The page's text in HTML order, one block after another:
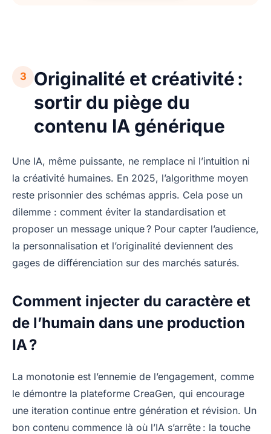
3
Originalité et créativité :
sortir du piège du
contenu IA générique
Une IA, même puissante, ne remplace ni l’intuition ni
la créativité humaines. En 2025, l’algorithme moyen
reste prisonnier des schémas appris. Cela pose un
dilemme : comment éviter la standardisation et
proposer un message unique ? Pour capter l’audience,
la personnalisation et l’originalité deviennent des
gages de différenciation sur des marchés saturés.
Comment injecter du caractère et
de l’humain dans une production
IA ?
La monotonie est l’ennemie de l’engagement, comme
le démontre la plateforme CreaGen, qui encourage
une iteration continue entre génération et révision. Un
bon contenu commence là où l’IA s’arrête : la touche